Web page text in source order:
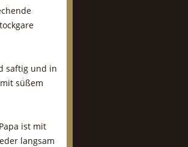
saftig und in
süßem
ist mit
langsam